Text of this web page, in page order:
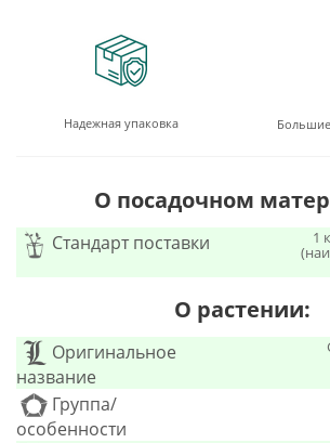
Надежная упаковка
О посадочном
Стандарт поставки 1
О растении:
Оригинальное
название
Группа/
особенности